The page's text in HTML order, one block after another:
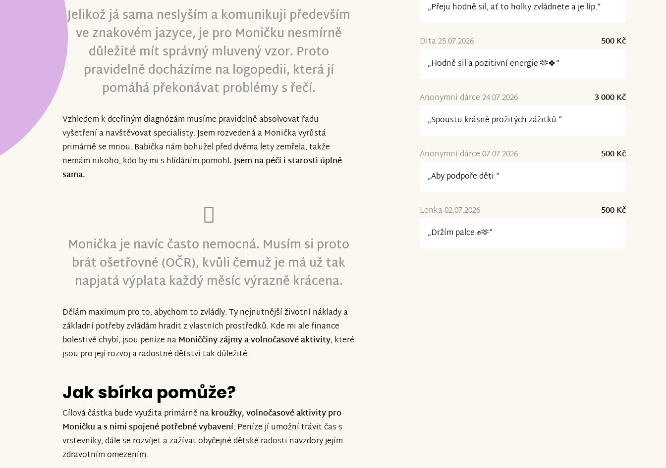
Jelikož já sama neslyším a komunikuji především
ve znakovém jazyce, je pro Moničku nesmírně
důležité mít správný mluvený vzor. Proto
pravidelně docházíme na logopedii, která jí
pomáhá překonávat problémy s řečí.
Vzhledem k dceřiným diagnózám musíme pravidelně absolvovat řadu
vyšetření a navštěvovat specialisty. Jsem rozvedená a Monička vyrůstá
primárně se mnou. Babička nám bohužel před dvěma lety zemřela, takže
nemám nikoho, kdo by mi s hlídáním pomohl. Jsem na péči i starosti úplně
sama.
Monička je navíc často nemocná. Musím si proto
brát ošetřovné (OČR), kvůli čemuž je má už tak
napjatá výplata každý měsíc výrazně krácena.
Dělám maximum pro to, abychom to zvládly. Ty nejnutnější životní náklady a
základní potřeby zvládám hradit z vlastních prostředků. Kde mi ale finance
bolestivě chybí, jsou peníze naMoniččiny zájmy a volnočasové aktivity, které
jsou pro její rozvoj a radostné dětství tak důležité.
Jak sbírka pomůže?
Cílová částka bude využita primárně nakroužky, volnočasové aktivity pro
Moničku a s nimi spojené potřebné vybavení. Peníze jí umožní trávit čas s
vrstevníky, dále se rozvíjet a zažívat obyčejné dětské radosti navzdory jejím
zdravotním omezením.
„Přeju hodně sil, ať to holky zvládnete a je líp.“
Dita 25.07.2026
500 Kč
„Hodně sil a pozitivní energie 🫶🍀“
Anonymní dárce 24.07.2026
3 000 Kč
„Spoustu krásně prožitých zážitků “
Anonymní dárce 07.07.2026
500 Kč
„Aby podpoře děti “
Lenka 02.07.2026
500 Kč
„Držím palce ✊️🫶“